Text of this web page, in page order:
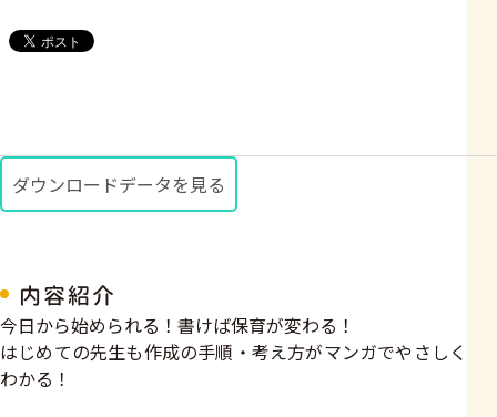
ダウンロードデータを見る
内容紹介
今日から始められる！書けば保育が変わる！
はじめての先生も作成の手順・考え方がマンガでやさしく
わかる！